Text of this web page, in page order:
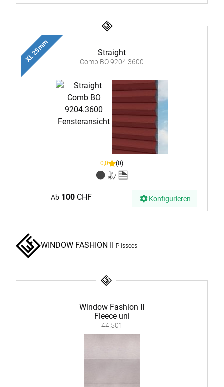
Straight
Comb BO 9204.3600
XL 25 mm
0,0 (0)
Ab 100CHF Konfigurieren
WINDOW FASHION II Plissees
Window Fashion II
Fleece uni
44.501